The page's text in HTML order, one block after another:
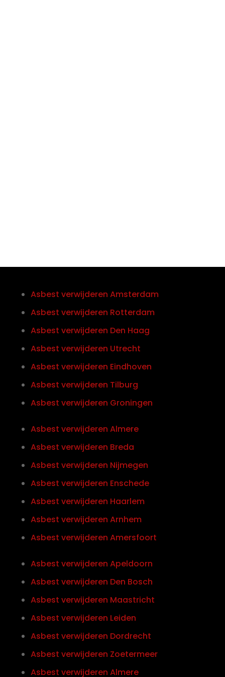
Asbest verwijderen Amsterdam
Asbest verwijderen Rotterdam
Asbest verwijderen Den Haag
Asbest verwijderen Utrecht
Asbest verwijderen Eindhoven
Asbest verwijderen Tilburg
Asbest verwijderen Groningen
Asbest verwijderen Almere
Asbest verwijderen Breda
Asbest verwijderen Nijmegen
Asbest verwijderen Enschede
Asbest verwijderen Haarlem
Asbest verwijderen Arnhem
Asbest verwijderen Amersfoort
Asbest verwijderen Apeldoorn
Asbest verwijderen Den Bosch
Asbest verwijderen Maastricht
Asbest verwijderen Leiden
Asbest verwijderen Dordrecht
Asbest verwijderen Zoetermeer
Asbest verwijderen Almere